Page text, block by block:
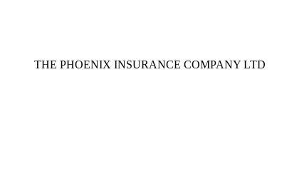
THE PHOENIX INSURANCE COMPANY LTD